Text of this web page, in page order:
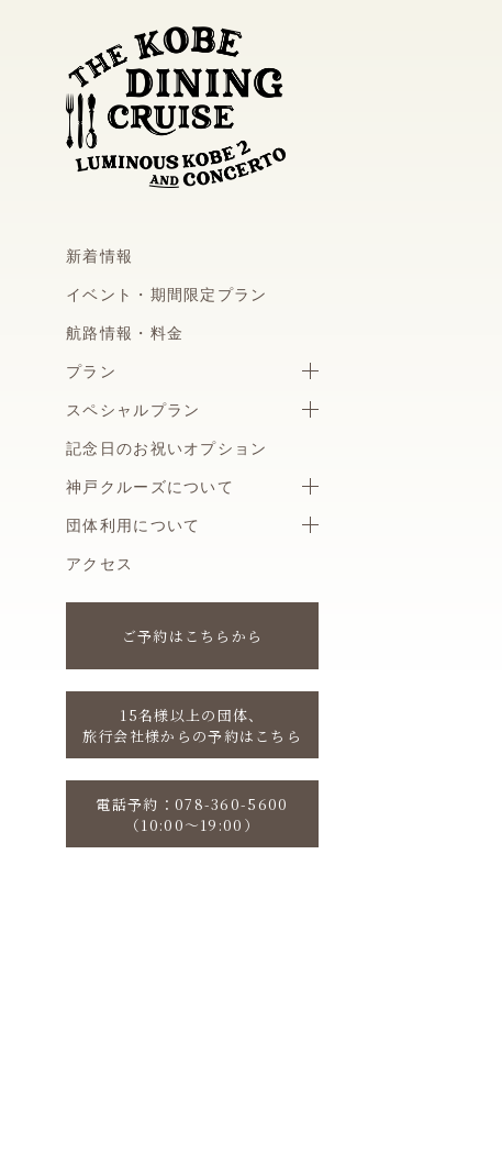
新着情報
イベント・期間限定プラン
航路情報・料金
プラン
スペシャルプラン
記念日のお祝いオプション
神戸クルーズについて
団体利用について
アクセス
ご予約はこちらから
15名様以上の団体、
旅行会社様からの予約はこちら
電話予約：078-360-5600
（10:00〜19:00）